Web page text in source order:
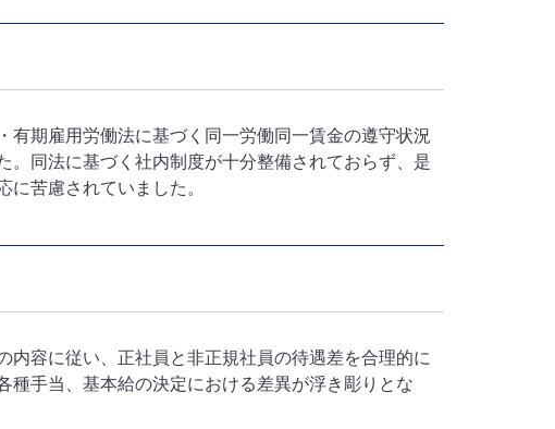
有期雇用労働法に基づく同一労働同一賃金の遵守状況
同法に基づく社内制度が十分整備されておらず、是
苦慮されていました。
容に従い、正社員と非正規社員の待遇差を合理的に
手当、基本給の決定における差異が浮き彫りとな